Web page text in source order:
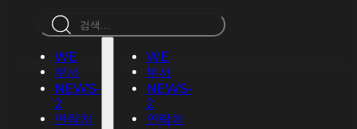
색
WE
부서
NEWS-
2
연락처
WE
부서
NEWS-
2
연락처